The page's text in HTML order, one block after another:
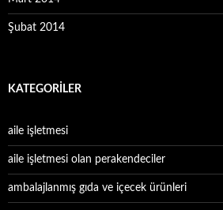
Şubat 2014
KATEGORILER
aile işletmesi
aile işletmesi olan perakendeciler
ambalajlanmış gıda ve içecek ürünleri